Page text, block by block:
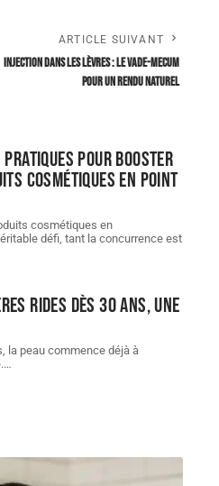
ARTICLE SUIVANT
Injection dans les lèvres : le vade-mecum
pour un rendu naturel
pour booster
cosmétiques en point
cosmétiques en
défi, tant la concurrence est
rides dès 30 ans, une
la peau commence déjà à
…